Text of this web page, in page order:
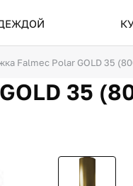
Falmec Polar GOLD 35
35